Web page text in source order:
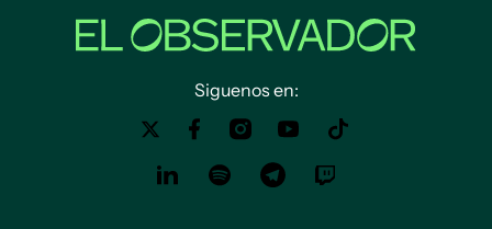
Siguenos en: